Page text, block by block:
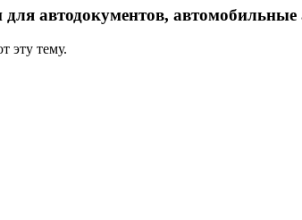
автодокументов,
эту тему.